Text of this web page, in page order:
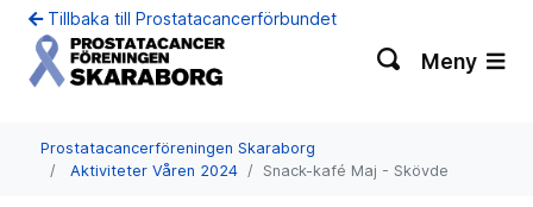
Tillbaka till Prostatacancerförbundet
Meny
Prostatacancerföreningen Skaraborg
Aktiviteter Våren 2024
Snack-kafé Maj - Skövde